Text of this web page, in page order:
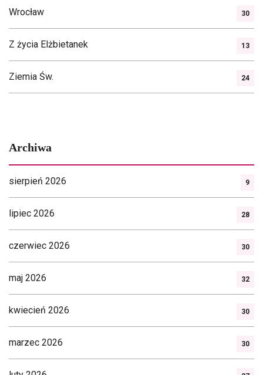
Wrocław 30
Z życia Elżbietanek 13
Ziemia Św. 24
Archiwa
sierpień 2026 9
lipiec 2026 28
czerwiec 2026 30
maj 2026 32
kwiecień 2026 30
marzec 2026 30